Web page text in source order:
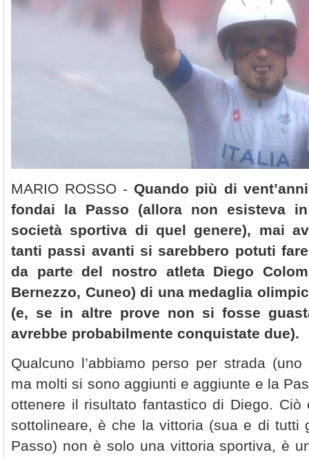
MARIO ROSSO - Quando più di
fondai la Passo (allora non esisteva
società sportiva di quel genere), mai
tanti passi avanti si sarebbero potuti
da parte del nostro atleta Diego
Bernezzo, Cuneo) di una medaglia
(e, se in altre prove non si fosse
avrebbe probabilmente conquistate due).
Qualcuno l’abbiamo perso per strada
ma molti si sono aggiunti e aggiunte e la
ottenere il risultato fantastico di Diego. Ciò
sottolineare, è che la vittoria (sua e di tutti
Passo) non è solo una vittoria sportiva, è